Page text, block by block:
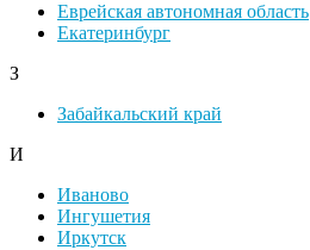
Еврейская автономная область
Екатеринбург
З
Забайкальский край
И
Иваново
Ингушетия
Иркутск